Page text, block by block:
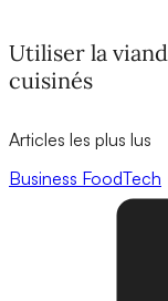
Utiliser la
cuisinés
Articles les plus lus
Business FoodTech